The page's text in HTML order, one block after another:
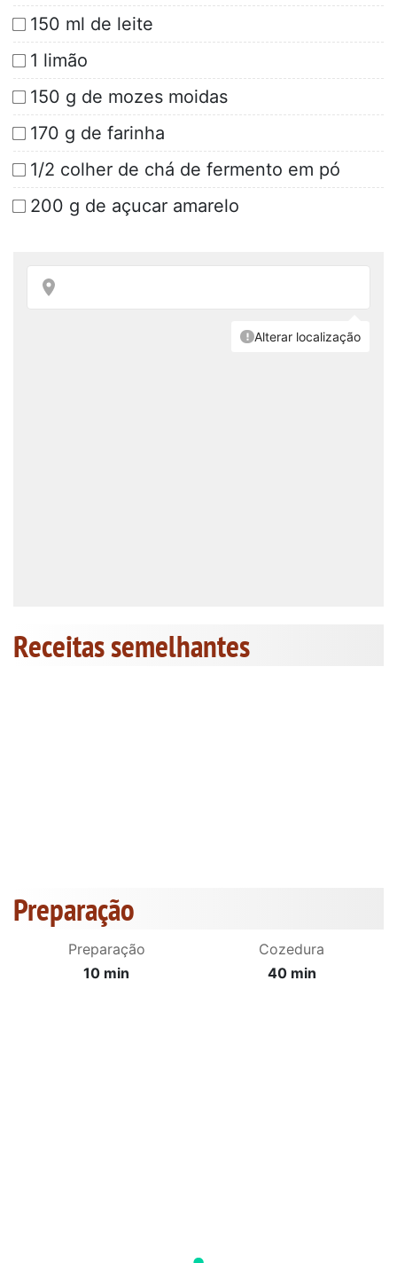
150 ml de leite
1 limão
150 g de mozes moidas
170 g de farinha
1/2 colher de chá de fermento em pó
200 g de açucar amarelo
Receitas semelhantes
Preparação
Preparação
10 min
Cozedura
40 min